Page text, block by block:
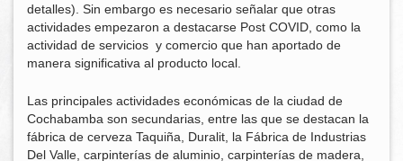
detalles). Sin embargo es necesario señalar que otras
actividades empezaron a destacarse Post COVID, como la
actividad de servicios y comercio que han aportado de
manera significativa al producto local.
Las principales actividades económicas de la ciudad de
Cochabamba son secundarias, entre las que se destacan la
fábrica de cerveza Taquiña, Duralit, la Fábrica de Industrias
Del Valle, carpinterías de aluminio, carpinterías de madera,